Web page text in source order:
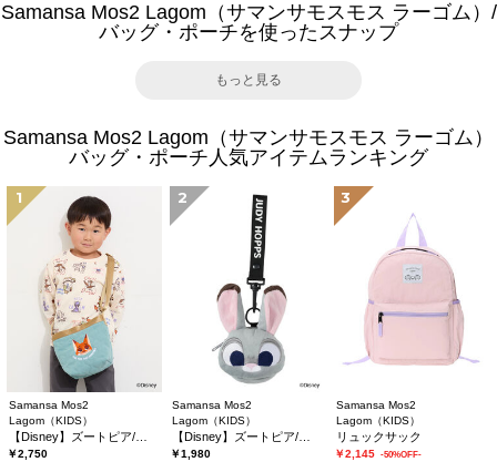
Samansa Mos2 Lagom（サマンサモスモス ラーゴム）/
バッグ・ポーチを使ったスナップ
もっと見る
Samansa Mos2 Lagom（サマンサモスモス ラーゴム）
バッグ・ポーチ人気アイテムランキング
1
Samansa Mos2
Lagom（KIDS）
￥2,750
2
Samansa Mos2
Lagom（KIDS）
￥1,980
3
Samansa Mos2
Lagom（KIDS）
リュックサック
￥2,145 -50%OFF-